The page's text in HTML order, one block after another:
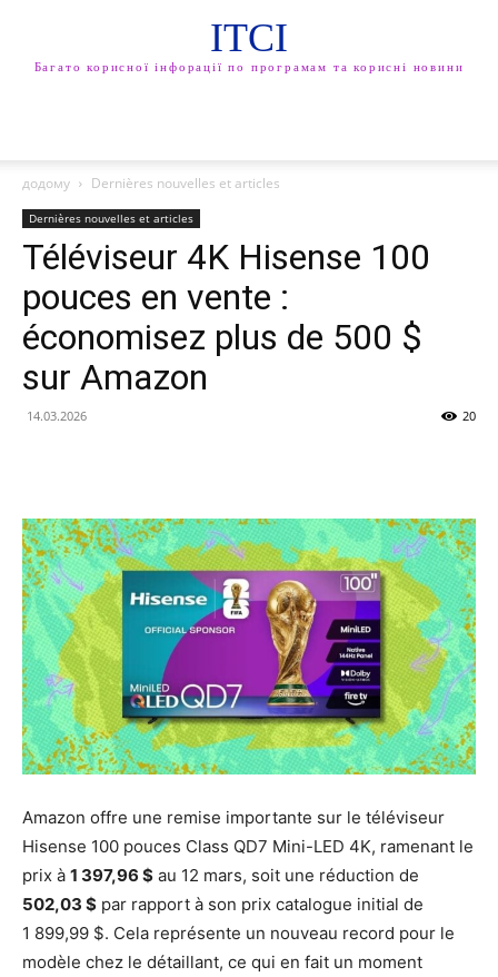
ITCI
Багато корисної інфорації по програмам та корисні новини
додому Dernières nouvelles et articles
Dernières nouvelles et articles
Téléviseur 4K Hisense 100
pouces en vente :
économisez plus de 500 $
sur Amazon
14.03.2026 20
Amazon offre une remise importante sur le téléviseur
Hisense 100 pouces Class QD7 Mini-LED 4K, ramenant le
prix à 1 397,96 $ au 12 mars, soit une réduction de
502,03 $ par rapport à son prix catalogue initial de
1 899,99 $. Cela représente un nouveau record pour le
modèle chez le détaillant, ce qui en fait un moment